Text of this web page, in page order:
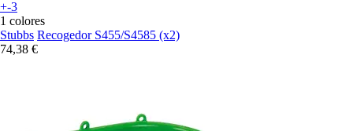
+-3
1 colores
Stubbs Recogedor S455/S4585 (x2)
74,38 €